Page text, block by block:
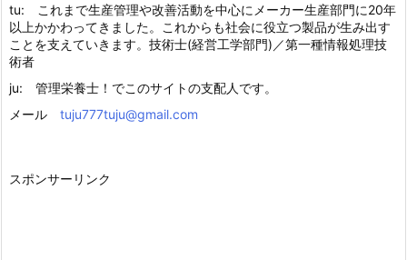
tu: これまで生産管理や改善活動を中心にメーカー生産部門に20年
以上かかわってきました。これからも社会に役立つ製品が生み出す
ことを支えていきます。技術士(経営工学部門)／第一種情報処理技
術者
ju: 管理栄養士！でこのサイトの支配人です。
メール tuju777tuju@gmail.com
スポンサーリンク